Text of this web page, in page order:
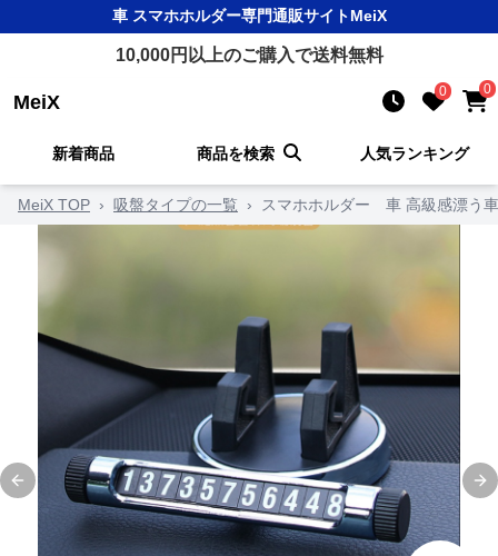
車 スマホホルダー専門通販サイトMeiX
10,000円以上のご購入で送料無料
MeiX 0 0
新着商品 商品を検索 人気ランキング
MeiX TOP › 吸盤タイプの一覧 › スマホホルダー 車 高級感漂う
Previous slide